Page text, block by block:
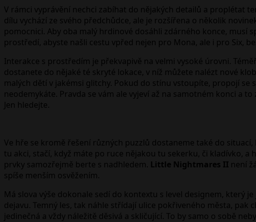
V rámci vyprávění nechci zabíhat do nějakých detailů a proplétat
dílu vychází ze svého předchůdce, ale je rozšířena o několik
pomocnici. Aby oba malý hrdinové dosáhli zdárného konce, musí
prostředí, abyste našli cestu vpřed nejen pro Mona, ale i pro Six,
Interakce s prostředím je překvapivě na velmi vysoké úrovni.
dostanete do nějaké té skryté lokace, v níž můžete nalézt nové
malých dětí v jakémsi glitchy. Pokud do stínu vstoupíte, propojí se
neodemykáte. Pravda se vám ale vyjeví až na samotném konci a
Jen hledejte.
Ve hře se kromě řešení různých puzzlů dostaneme také do
tu akci, stačí, když máte po ruce nějakou tu sekerku, či kladívko,
prvky samozřejmě berte s nadhledem. Little Nightmares II není
spíše menším osvěžením.
Má slova výše dokonale sedí do kontextu s level designem, který
dejavu. Temný les, tak náhle střídají ulice pokřiveného města,
jedinečná a vždy náležitě děsivá a skličující. To by samo o sobě